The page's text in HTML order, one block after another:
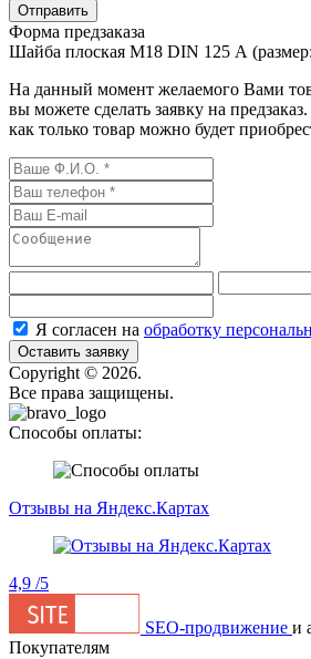
Форма предзаказа
Шайба плоская М18 DIN 125 А (размер:
На данный момент желаемого Вами
вы можете сделать заявку на
как только товар можно будет
Я согласен на обработку
Оставить заявку
Сopyright © 2026.
Все права защищены.
Способы оплаты:
Отзывы на Яндекс.Картах
4,9 /5
SEO-продвижение и
Покупателям